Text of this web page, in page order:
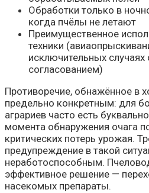
Обработки только в
когда пчёлы не летают
Преимущественное
техники
исключительных
согласованием)
Противоречие, обнажённое в
предельно конкретным: для
аграриев часто есть
момента обнаружения очага
критических потерь урожая.
предупреждение в такой
неработоспособным.
эффективное решение —
насекомых препараты.